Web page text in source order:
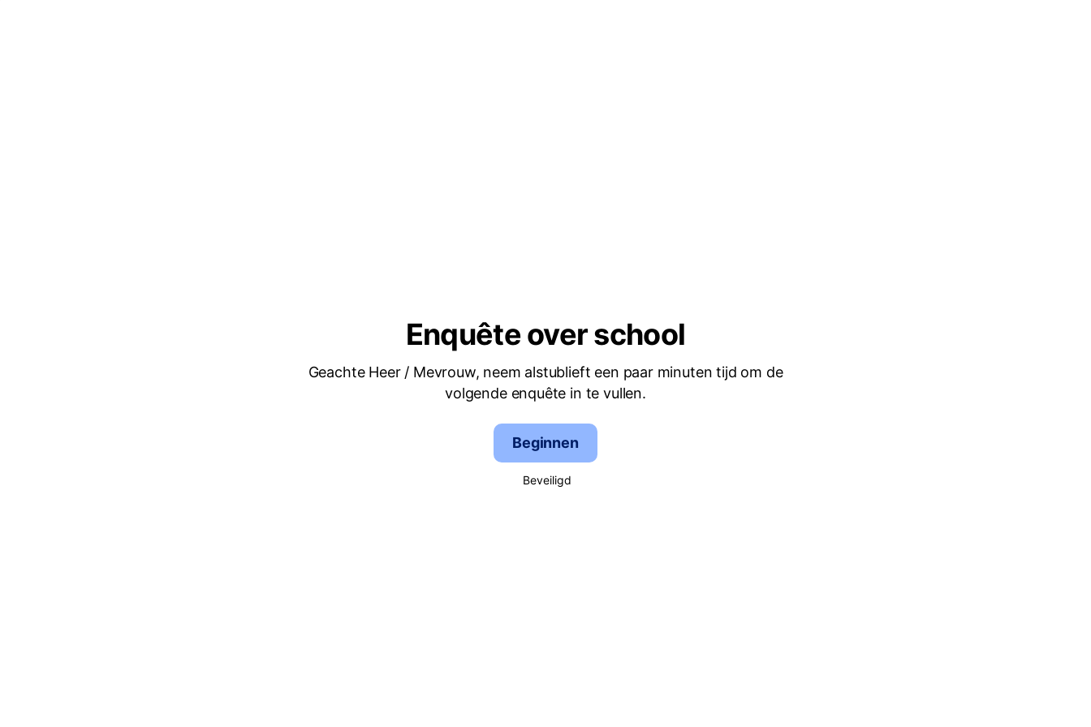
Enquête over school
Geachte Heer / Mevrouw, neem alstublieft een paar minuten tijd om de
volgende enquête in te vullen.
Beginnen
Beveiligd